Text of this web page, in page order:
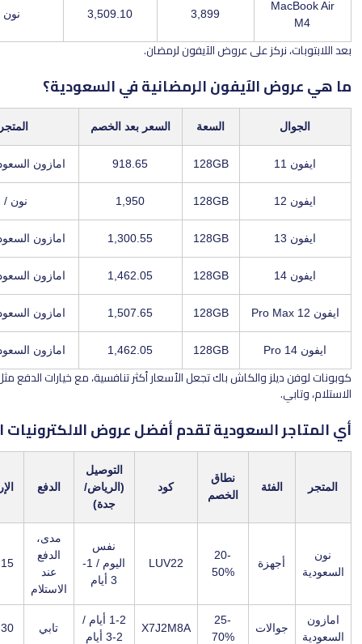
3,899
3,509.10 نون / LUV22
على عروض الآيفون لرمضان.
الرمضانية في السعودية؟
السعة السعر بعد الخصم المتجر / الكود
128GB
918.65 امازون السعودية / X7J2M8A
128GB
1,950
128GB
1,300.55 امازون السعودية / X7J2M8A
128GB
1,462.05 امازون السعودية / X7J2M8A
128GB
1,507.65 امازون السعودية / X7J2M8A
128GB
1,462.05 امازون السعودية / X7J2M8A
والكاش باك تجعل الأسعار أكثر تنافسية، مع خيارات الدفع مثل مدى، الدفع عند
تقدم أفضل عروض الالكترونيات الرمضانية؟
الخصم
(الرياض/
الدفع الإرجاع الضريبة
20-
50%
LUV22
اليوم / 1-
الاستلام
15 يوم شامل
25-
70%
X7J2M8A تابي 30 يوم شامل